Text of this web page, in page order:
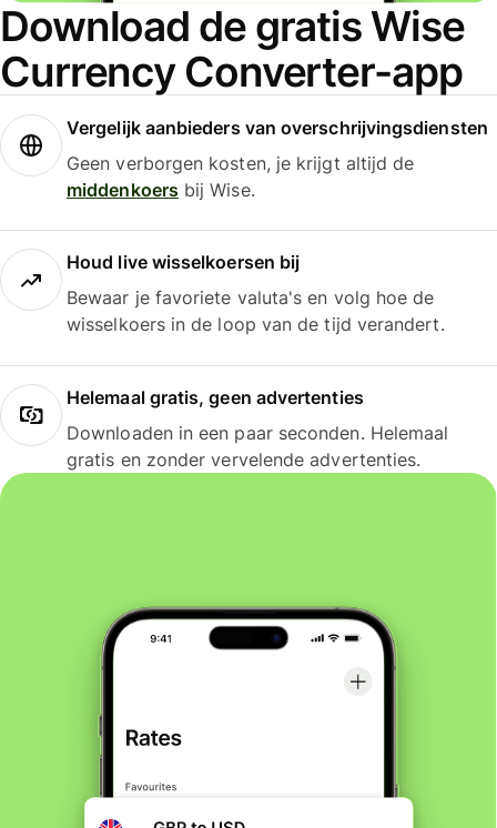
Download de gratis Wise
Currency Converter-app
Vergelijk aanbieders van overschrijvingsdiensten
Geen verborgen kosten, je krijgt altijd de
middenkoersbij Wise.
Houd live wisselkoersen bij
Bewaar je favoriete valuta's en volg hoe de
wisselkoers in de loop van de tijd verandert.
Helemaal gratis, geen advertenties
Downloaden in een paar seconden. Helemaal
gratis en zonder vervelende advertenties.